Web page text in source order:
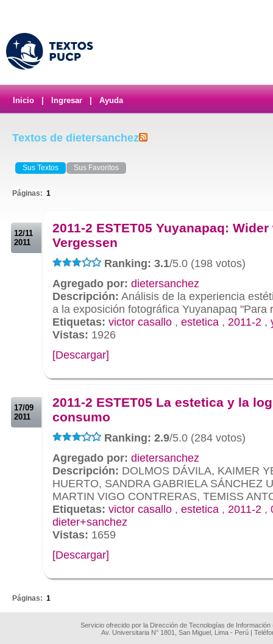
Inicio Ingresar Ayuda
Textos de dietersanchez
Sus Textos Sus Favoritos
Páginas: 1
12/11
2011
2011-2 ESTET05 Yuyanapaq: Wider
Vergessen
Ranking: 3.1/5.0 (198 votos)
Agregado por: dietersanchez
Descripción: Análisis de la experiencia
a la exposición fotográfica Yuyanapaq "Para
Etiquetas: victor casallo , estetica , 2011-2 ,
Vistas: 1926
[Descargar]
17/09
2011
2011-2 ESTET05 La estetica y la
consumo
Ranking: 2.9/5.0 (284 votos)
Agregado por: dietersanchez
Descripción: DOLMOS DÁVILA, KAIMER
HUERTO, SANDRA GABRIELA SÁNCHEZ
MARTIN VIGO CONTRERAS, TEMISS
Etiquetas: victor casallo , estetica , 2011-2 ,
dieter+sanchez
Vistas: 1659
[Descargar]
Páginas: 1
Servicio ofrecido por la Dirección de Tecnologías de
Av. Universitaria N° 1801, San Miguel, Lima - Perú |